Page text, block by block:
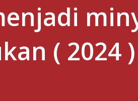
( 2024 )